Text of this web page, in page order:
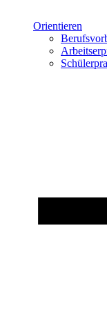
Orientieren